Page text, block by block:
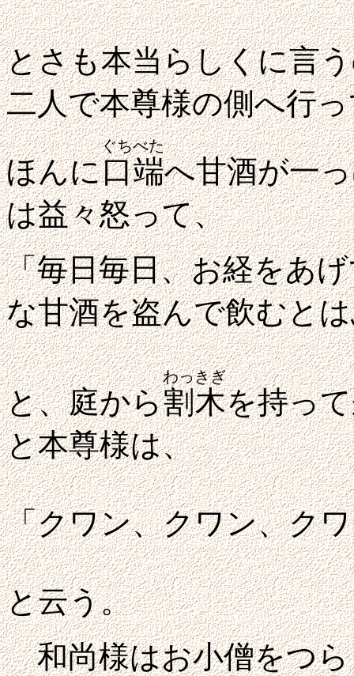
とさも本当らしくに言
二人で本尊様の側へ行
ほんに口端
ぐちべた
へ甘酒が一
は益々怒って、
「毎日毎日、お経をあ
な甘酒を盗んで飲むとは
と、庭から割木
わっきぎ
を持っ
と本尊様は、
「クワン、クワン、ク
と云う。
和尚様はお小僧をつら